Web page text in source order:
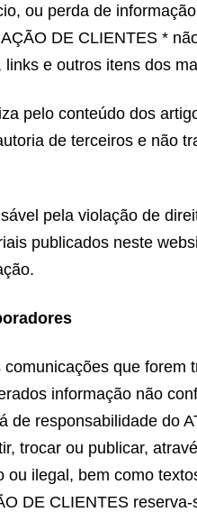
ou perda de
DE CLIENTES *
e outros itens dos
pelo conteúdo dos
de terceiros e não
pela violação de
publicados neste
que forem
informação não
de responsabilidade do
trocar ou publicar,
ilegal, bem como
DE CLIENTES